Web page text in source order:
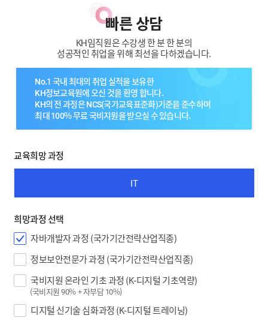
빠른 상담
KH임직원은 수강생 한 분 한 분의
성공적인 취업을 위해 최선을 다하겠습니다.
No.1 국내 최대의 취업 실적을 보유한
KH정보교육원에 오신 것을 환영 합니다.
KH의 전 과정은 NCS(국가교육표준화)기준을 준수하며
최대 100% 무료 국비지원을 받으실 수 있습니다.
교육희망 과정
IT
희망과정 선택
자바개발자 과정 (국가기간전략산업직종)
정보보안전문가 과정 (국가기간전략산업직종)
국비지원 온라인 기초 과정 (K-디지털 기초역량)
(국비지원 90% + 자부담 10%)
디지털 신기술 심화과정 (K-디지털 트레이닝)